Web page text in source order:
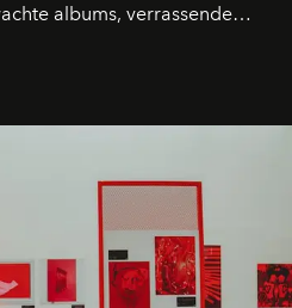
albums, verrassende
missen.